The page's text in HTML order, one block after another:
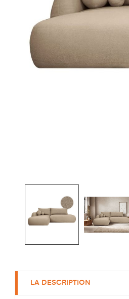
LA DESCRIPTION